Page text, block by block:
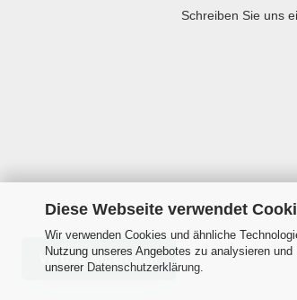
Diese Webseite verwendet
Wir verwenden Cookies und ähnliche
Nutzung unseres Angebotes zu analysieren
unserer Datenschutzerklärung.
Schreiben Sie uns
Vertrag widerrufen